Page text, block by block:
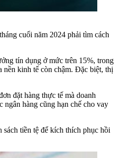
cuối năm 2024 phải tìm cách
tín dụng ở mức trên 15%, trong
nền kinh tế còn chậm. Đặc biệt, thị
đặt hàng thực tế mà doanh
hàng cũng hạn chế cho vay
tiền tệ để kích thích phục hồi